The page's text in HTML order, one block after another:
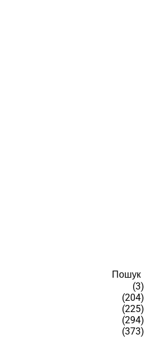
Пошук
(3)
(204)
(225)
(294)
(373)